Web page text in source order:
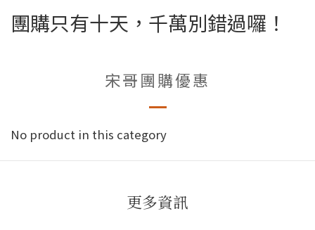
團購只有十天，千萬別錯過囉！
宋哥團購優惠
No product in this category
更多資訊